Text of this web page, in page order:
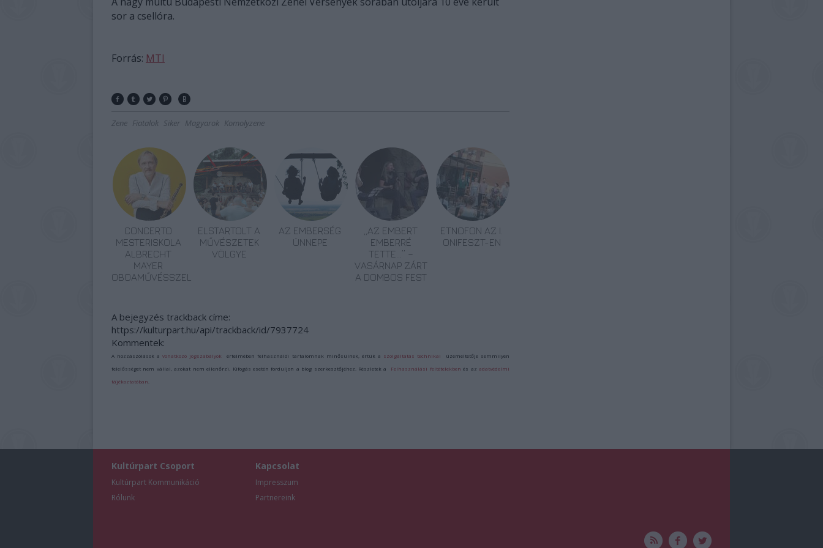
sor a csellóra.
Forrás: MTI
Zene Fiatalok Siker Magyarok Komolyzene
CONCERTO
MESTERISKOLA
ALBRECHT
MAYER
OBOAMŰVÉSSZEL
ELSTARTOLT A
MŰVÉSZETEK
VÖLGYE
AZ EMBERSÉG
ÜNNEPE
„AZ EMBERT
EMBERRÉ
TETTE…” –
VASÁRNAP ZÁRT
A DOMBOS FEST
ETNOFON AZ I.
ONIFESZT-EN
A bejegyzés trackback címe:
https://kulturpart.hu/api/trackback/id/7937724
Kommentek:
A hozzászólások avonatkozó jogszabályok értelmében felhasználói tartalomnak minősülnek, értük a szolgáltatás technikai üzemeltetője semmilyen
felelősséget nem vállal, azokat nem ellenőrzi. Kifogás esetén forduljon a blog szerkesztőjéhez. Részletek a Felhasználási feltételekben és azadatvédelmi
tájékoztatóban
Kultúrpart Csoport
Kultúrpart Kommunikáció
Rólunk
Kapcsolat
Impresszum
Partnereink